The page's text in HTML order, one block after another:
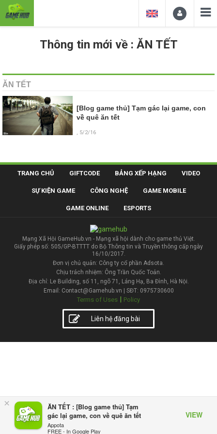
×
ĂN TẾT : [Blog game thủ] Tạm
gác lại game, con về quê ăn tết
Appota
FREE - In Google Play
VIEW
Thông tin mới về : ĂN TẾT
ĂN TẾT
[Blog game thủ] Tạm gác lại game, con
về quê ăn tết
, 5/2/16
TRANG CHỦ GIFTCODE BẢNG XẾP HẠNG VIDEO
SỰ KIỆN GAME CÔNG NGHỆ GAME MOBILE
GAME ONLINE ESPORTS
Mạng Xã Hội GameHub.vn - Mạng xã hội dành cho game thủ Việt.
Giấy phép số: 505/GP-BTTTT do Bộ Thông tin và Truyền thông cấp ngày
16/10/2017.
Đơn vị chủ quản: Công ty cổ phần Adsota.
Chịu trách nhiệm: Ông Trần Quốc Toản.
Địa chỉ: Le Building, số 11, ngõ 71, Láng Hạ, Ba Đình, Hà Nội.
Email: Contact@Gamehub.vn | SĐT: 0975730600
Terms of Uses | Policy
Liên hệ đăng bài